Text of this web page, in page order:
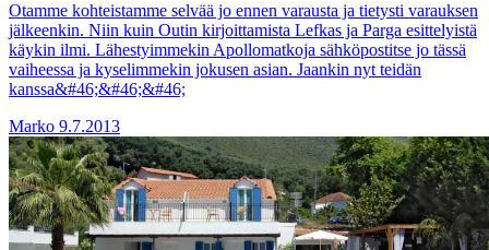
Otamme kohteistamme selvää jo ennen varausta ja tietysti varauksen
jälkeenkin. Niin kuin Outin kirjoittamista Lefkas ja Parga esittelyistä
käykin ilmi. Lähestyimmekin Apollomatkoja sähköpostitse jo tässä
vaiheessa ja kyselimmekin jokusen asian. Jaankin nyt teidän
kanssa&#46;&#46;&#46;
Marko 9.7.2013